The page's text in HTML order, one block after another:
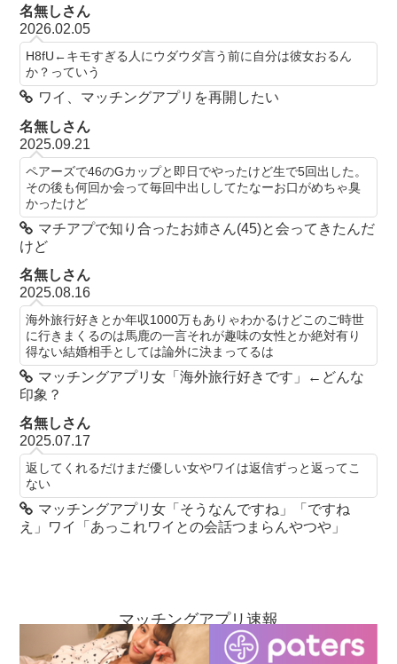
名無しさん
2026.02.05
H8fU←キモすぎる人にウダウダ言う前に自分は彼女おるん
か？っていう
ワイ、マッチングアプリを再開したい
名無しさん
2025.09.21
ペアーズで46のGカップと即日でやったけど生で5回出した。
その後も何回か会って毎回中出ししてたなーお口がめちゃ臭
かったけど
マチアプで知り合ったお姉さん(45)と会ってきたんだ
けど
名無しさん
2025.08.16
海外旅行好きとか年収1000万もありゃわかるけどこのご時世
に行きまくるのは馬鹿の一言それが趣味の女性とか絶対有り
得ない結婚相手としては論外に決まってるは
マッチングアプリ女「海外旅行好きです」←どんな
印象？
名無しさん
2025.07.17
返してくれるだけまだ優しい女やワイは返信ずっと返ってこ
ない
マッチングアプリ女「そうなんですね」「ですね
え」ワイ「あっこれワイとの会話つまらんやつや」
マッチングアプリ速報
お問い合わせ 当ブログについて